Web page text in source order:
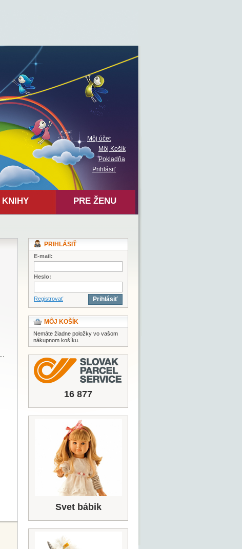
Môj účet
Môj Košík
Pokladňa
Prihlásiť
KNIHY PRE ŽENU
PRIHLÁSIŤ
E-mail:
Heslo:
Registrovať Prihlásiť
MÔJ KOŠÍK
Nemáte žiadne položky vo vašom
nákupnom košíku.
16 877
Svet bábik